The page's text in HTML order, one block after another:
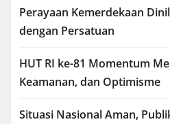
Perayaan Kemerdekaan
dengan Persatuan
HUT RI ke-81 Momentum
Keamanan, dan Optimisme
Situasi Nasional Aman,